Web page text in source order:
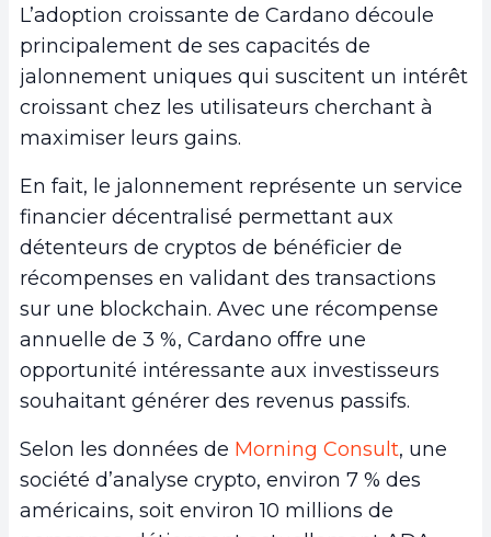
L’adoption croissante de Cardano découle
principalement de ses capacités de
jalonnement uniques qui suscitent un intérêt
croissant chez les utilisateurs cherchant à
maximiser leurs gains.
En fait, le jalonnement représente un service
financier décentralisé permettant aux
détenteurs de cryptos de bénéficier de
récompenses en validant des transactions
sur une blockchain. Avec une récompense
annuelle de 3 %, Cardano offre une
opportunité intéressante aux investisseurs
souhaitant générer des revenus passifs.
Selon les données de Morning Consult, une
société d’analyse crypto, environ 7 % des
américains, soit environ 10 millions de